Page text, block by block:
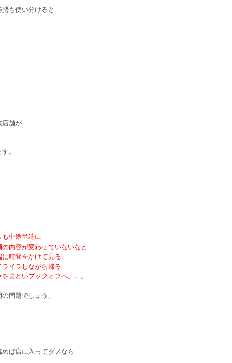
も使い分けると
舗が
。
中途半端に
内容が変わっていないなと
時間をかけて見る。
イラしながら帰る
まといブックオフへ。。。
問題でしょう。
ば店に入ってダメなら